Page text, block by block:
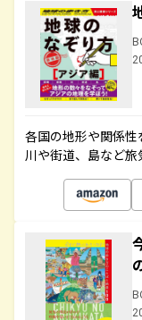
各国の地形や関係性
川や街道、島など旅